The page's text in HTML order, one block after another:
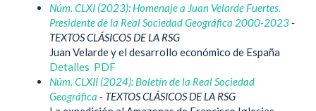
contenido
Navegación
principal
Contenido
principal
Barra
Núm. CLXI (2023): Homenaje a Juan Velarde Fuertes.
Presidente de la Real Sociedad Geográfica 2000-2023-
TEXTOS CLÁSICOS DE LA RSG
Juan Velarde y el desarrollo económico de España
Detalles PDF
Núm. CLXII (2024): Boletín de la Real Sociedad
Geográfica - TEXTOS CLÁSICOS DE LA RSG